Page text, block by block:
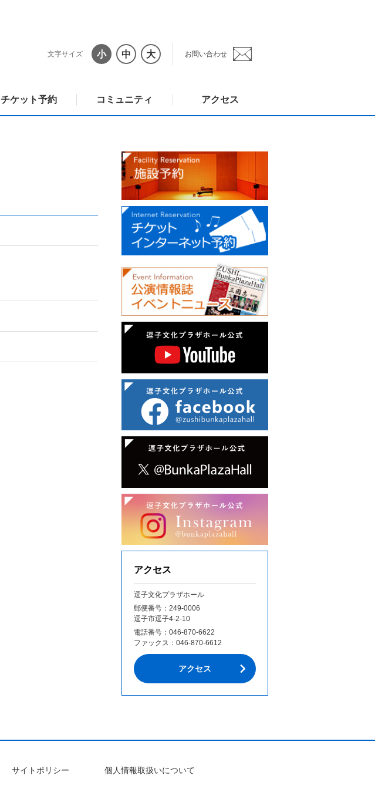
文字サイズ 小 中 大 お問い合わせ
チケット予約 コミュニティ アクセス
アクセス
逗子文化プラザホール
郵便番号：249‐0006
逗子市逗子4-2-10
電話番号： 046-870-6622
ファックス： 046-870-6612
アクセス
サイトポリシー 個人情報取扱いについて